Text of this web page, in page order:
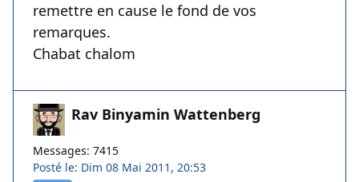
remettre en cause le fond de vos
remarques.
Chabat chalom
Rav Binyamin Wattenberg
Messages: 7415
Posté le: Dim 08 Mai 2011, 20:53